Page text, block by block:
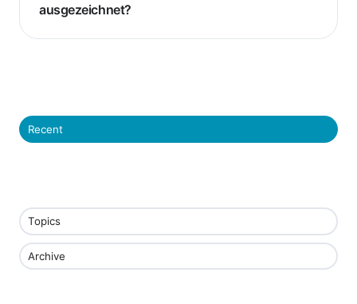
ausgezeichnet?
Recent
Topics
Archive